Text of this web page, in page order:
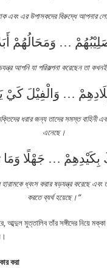
এর উপাসকদের বিরুদ্ধে আপনার
… وَمَحَالُهُمْ
আপনি যা পরিকল্পনা করেছেন তা
… وَالْفِيْلَ كَيْ
ধরার জন্য তাদের সমস্ত বাহিনী
এনেছে।
… جَهْلًا وَمَا
ধ্বংস করার ষড়যন্ত্র করেছে এবং
করতে ব্যর্থ হয়েছে।”‎
মুত্তালিব তাঁর সঙ্গীদের নিয়ে
করা